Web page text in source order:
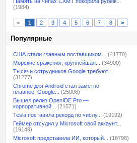
(1984)
< 1 2 3 4 5 6 7 8 >
Популярные
США стали главным поставщиком...
(41770)
Морские сражения, крупнейшая...
(34900)
Тысячи сотрудников Google требуют...
(31277)
Chrome для Android стал заметно
плавнее: Google...
(25006)
Вышел релиз OpenIDE Pro —
корпоративной...
(21571)
Tesla поставила рекорд по числу...
(19192)
Геймер отсудил у Microsoft свой аккаунт...
(19149)
Microsoft представила ИИ, который...
(18798)